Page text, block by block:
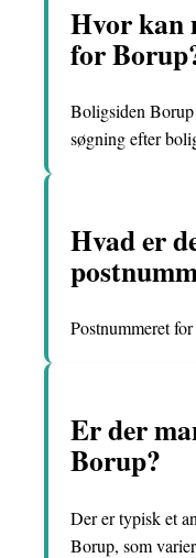
Hvor kan
for
Boligsiden Borup
søgning efter
Hvad er
Postnummeret
Er der
Borup?
Der er typisk et
Borup, som